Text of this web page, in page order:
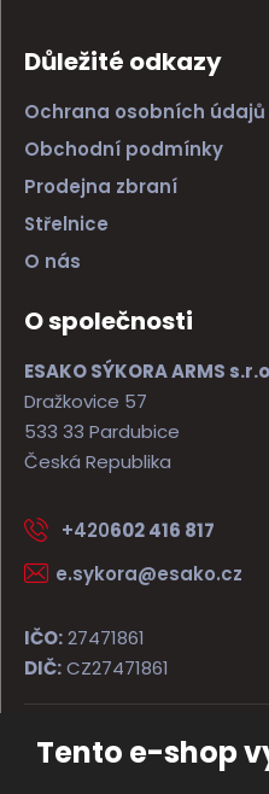
Tento e-shop
Důležité odkazy
Ochrana osobních údajů
Obchodní podmínky
Prodejna zbraní
Střelnice
O nás
O společnosti
ESAKO SÝKORA ARMS
Dražkovice 57
533 33 Pardubice
Česká Republika
+420602 416 817
e.sykora@esako.cz
IČO:27471861
DIČ:CZ27471861
© 2026, ESAKO SÝKORA